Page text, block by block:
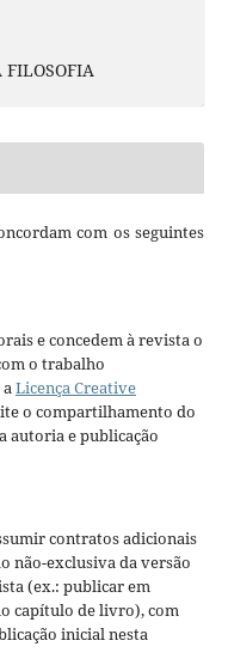
FILOSOFIA
com os seguintes
e concedem à revista o
o trabalho
Licença Creative
o compartilhamento do
autoria e publicação
contratos adicionais
não-exclusiva da versão
(ex.: publicar em
capítulo de livro), com
inicial nesta